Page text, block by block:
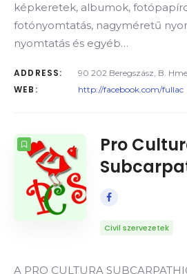
képkeretek, albumok,
fotónyomtatás, nagyméretű
nyomtatás és egyéb…
ADDRESS: 90 202 Beregszász, B.
WEB: http://facebook.com/fullac
Pro
Civil szervezetek
A PRO CULTURA